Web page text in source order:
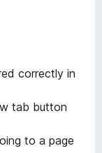
correctly in
tab button
to a page